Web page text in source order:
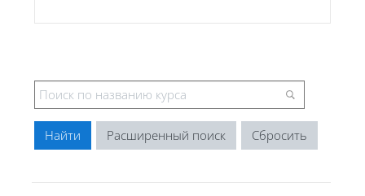
Расширенный поиск